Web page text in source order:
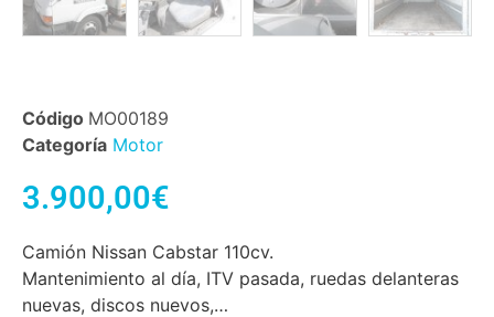
Código MO00189
Categoría Motor
3.900,00€
Camión Nissan Cabstar 110cv.
Mantenimiento al día, ITV pasada, ruedas delanteras
nuevas, discos nuevos,…